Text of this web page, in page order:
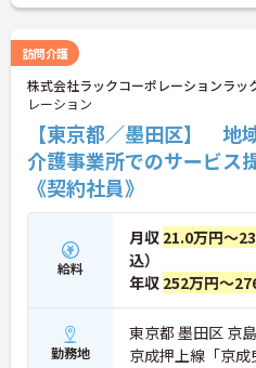
訪問介護
株式会社ラックコーポレーションラッ
レーション
【東京都／墨田区】 地
介護事業所でのサービス
《契約社員》
給料
月収 21.0万円～
込）
年収 252万円～
勤務地
東京都 墨田区 京
京成押上線「京